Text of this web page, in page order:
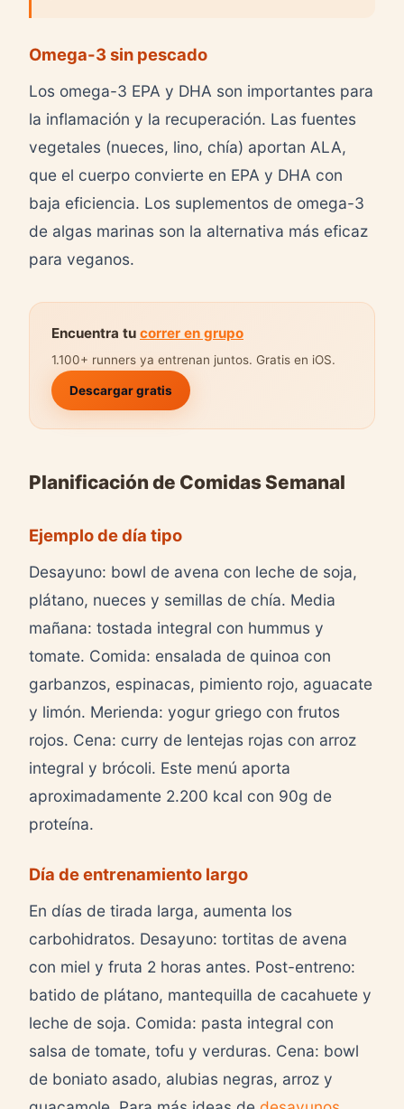
Omega-3 sin pescado
Los omega-3 EPA y DHA son importantes para
la inflamación y la recuperación. Las fuentes
vegetales (nueces, lino, chía) aportan ALA,
que el cuerpo convierte en EPA y DHA con
baja eficiencia. Los suplementos de omega-3
de algas marinas son la alternativa más eficaz
para veganos.
Encuentra tu correr en grupo
1.100+ runners ya entrenan juntos. Gratis en iOS.
Descargar gratis
Planificación de Comidas Semanal
Ejemplo de día tipo
Desayuno: bowl de avena con leche de soja,
plátano, nueces y semillas de chía. Media
mañana: tostada integral con hummus y
tomate. Comida: ensalada de quinoa con
garbanzos, espinacas, pimiento rojo, aguacate
y limón. Merienda: yogur griego con frutos
rojos. Cena: curry de lentejas rojas con arroz
integral y brócoli. Este menú aporta
aproximadamente 2.200 kcal con 90g de
proteína.
Día de entrenamiento largo
En días de tirada larga, aumenta los
carbohidratos. Desayuno: tortitas de avena
con miel y fruta 2 horas antes. Post-entreno:
batido de plátano, mantequilla de cacahuete y
leche de soja. Comida: pasta integral con
salsa de tomate, tofu y verduras. Cena: bowl
de boniato asado, alubias negras, arroz y